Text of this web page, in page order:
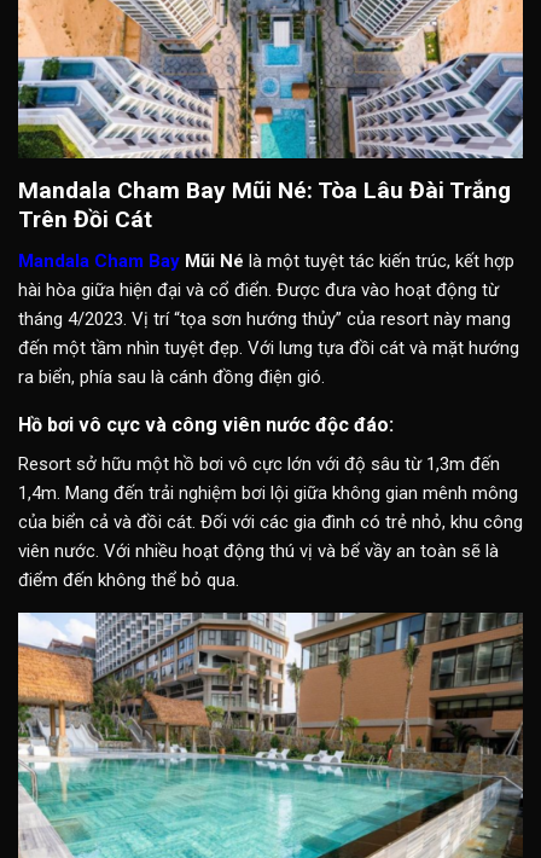
Mandala Cham Bay Mũi Né: Tòa Lâu Đài Trắng
Trên Đồi Cát
Mandala Cham Bay Mũi Né là một tuyệt tác kiến trúc, kết hợp
hài hòa giữa hiện đại và cổ điển. Được đưa vào hoạt động từ
tháng 4/2023. Vị trí “tọa sơn hướng thủy” của resort này mang
đến một tầm nhìn tuyệt đẹp. Với lưng tựa đồi cát và mặt hướng
ra biển, phía sau là cánh đồng điện gió.
Hồ bơi vô cực và công viên nước độc đáo:
Resort sở hữu một hồ bơi vô cực lớn với độ sâu từ 1,3m đến
1,4m. Mang đến trải nghiệm bơi lội giữa không gian mênh mông
của biển cả và đồi cát. Đối với các gia đình có trẻ nhỏ, khu công
viên nước. Với nhiều hoạt động thú vị và bể vầy an toàn sẽ là
điểm đến không thể bỏ qua.